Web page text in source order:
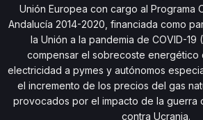
Unión Europea con cargo al Programa
Andalucía 2014-2020, financiada como
la Unión a la pandemia de COVID-19
compensar el sobrecoste energético
electricidad a pymes y autónomos
el incremento de los precios del gas
provocados por el impacto de la guerra
contra Ucrania.